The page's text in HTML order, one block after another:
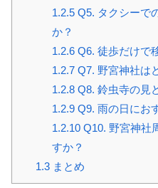
1.2.5Q5. タクシーで
か？
1.2.6Q6. 徒歩だけで
1.2.7Q7. 野宮神社は
1.2.8Q8. 鈴虫寺の見
1.2.9Q9. 雨の日にお
1.2.10Q10. 野宮神社
すか？
1.3まとめ